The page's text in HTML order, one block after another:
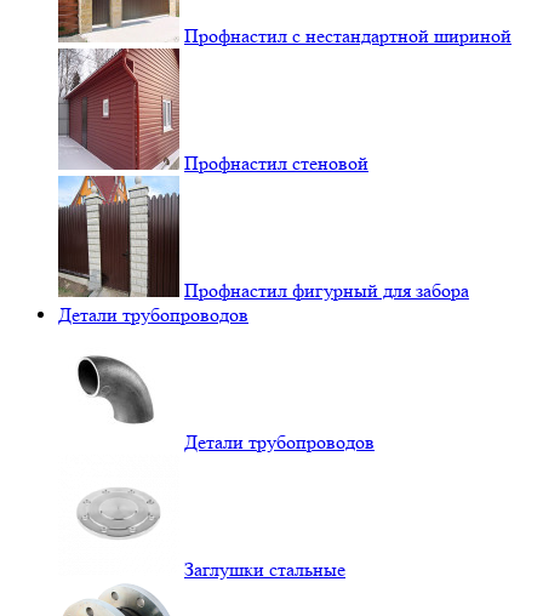
Профнастил с нестандартной шириной
Профнастил стеновой
Профнастил фигурный для забора
Детали трубопроводов
Детали трубопроводов
Заглушки стальные